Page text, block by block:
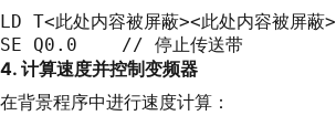
LD T<此处内容被屏蔽><此处内容被屏
SE Q0.0    // 停止传送带
4. 计算速度并控制变频器
在背景程序中进行速度计算：